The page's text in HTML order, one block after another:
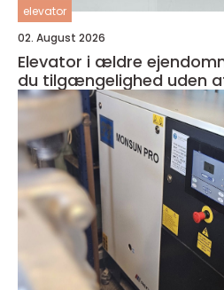
elevator
02. August 2026
Elevator i ældre
du tilgængelighed uden